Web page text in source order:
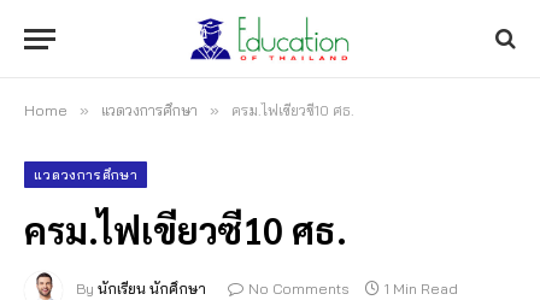
Home » แวดวงการศึกษา » ครม.ไฟเขียวซี10 ศธ.
แวดวงการศึกษา
ครม.ไฟเขียวซี10 ศธ.
By นักเรียน นักศึกษา No Comments 1 Min Read